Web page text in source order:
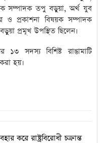
সম্পাদক তপু বড়ুয়া, অর্থ যুব
ও প্রকাশনা বিষয়ক সম্পাদক
প্রমূখ উপস্থিত ছিলেন।
১৩ সদস্য বিশিষ্ট রাঙামাটি
হয়।
করে রাষ্ট্রবিরোধী চক্রান্ত